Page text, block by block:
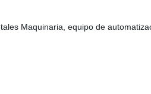
Maquinaria, equipo de